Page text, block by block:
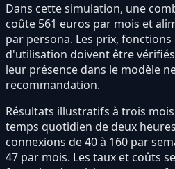
Dans cette simulation, une
coûte 561 euros par mois et
par persona. Les prix,
d'utilisation doivent être
leur présence dans le modèle
recommandation.
Résultats illustratifs à trois
temps quotidien de deux
connexions de 40 à 160 par
47 par mois. Les taux et coûts